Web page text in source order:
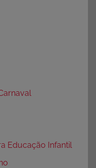
Educação Infantil